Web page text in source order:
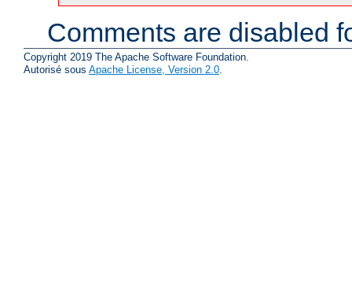
Comments are disabled
Copyright 2019 The Apache Software Foundation.
Autorisé sous Apache License, Version 2.0